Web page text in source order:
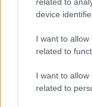
device
I want to
related to
I want to
related to